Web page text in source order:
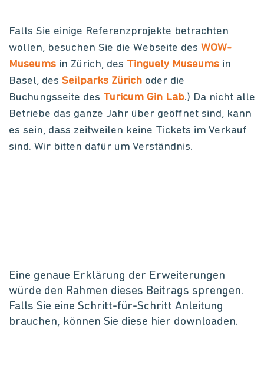
Falls Sie einige Referenzprojekte betrachten
wollen, besuchen Sie die Webseite des WOW-
Museums in Zürich, des Tinguely Museums in
Basel, des Seilparks Zürich oder die
Buchungsseite des Turicum Gin Lab.) Da nicht alle
Betriebe das ganze Jahr über geöffnet sind, kann
es sein, dass zeitweilen keine Tickets im Verkauf
sind. Wir bitten dafür um Verständnis.
Eine genaue Erklärung der Erweiterungen
würde den Rahmen dieses Beitrags sprengen.
Falls Sie eine Schritt-für-Schritt Anleitung
brauchen, können Sie diese hier downloaden.